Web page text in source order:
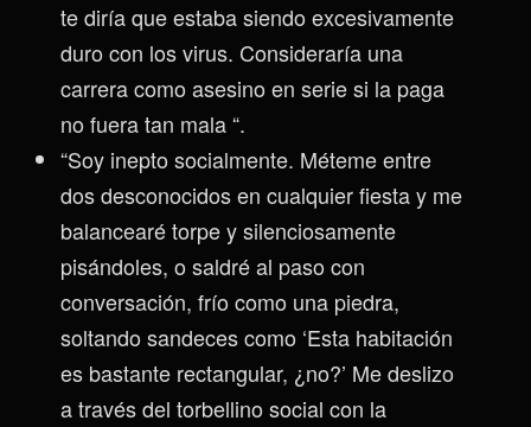
te diría que estaba siendo excesivamente
duro con los virus. Consideraría una
carrera como asesino en serie si la paga
no fuera tan mala “.
“Soy inepto socialmente. Méteme entre
dos desconocidos en cualquier fiesta y me
balancearé torpe y silenciosamente
pisándoles, o saldré al paso con
conversación, frío como una piedra,
soltando sandeces como ‘Esta habitación
es bastante rectangular, ¿no?’ Me deslizo
a través del torbellino social con la